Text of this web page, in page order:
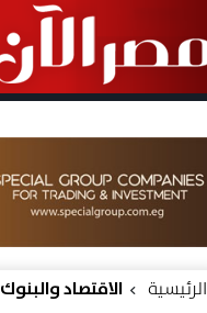
الرئيسية الاقتصاد والبنوك